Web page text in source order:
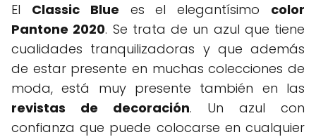
El Classic Blue es el elegantísimo color
Pantone 2020. Se trata de un azul que tiene
cualidades tranquilizadoras y que además
de estar presente en muchas colecciones de
moda, está muy presente también en las
revistas de decoración. Un azul con
confianza que puede colocarse en cualquier